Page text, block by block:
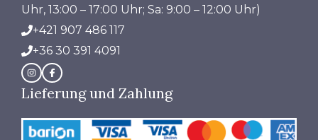
Uhr, 13:00 – 17:00 Uhr; Sa: 9:00 – 12:00 Uhr)
+421 907 486 117
+36 30 391 4091
Lieferung und Zahlung